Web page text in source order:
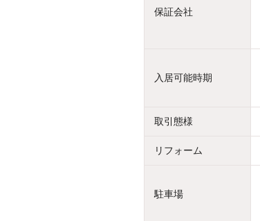
保証会社
入居可能時期
取引態様
リフォーム
駐車場